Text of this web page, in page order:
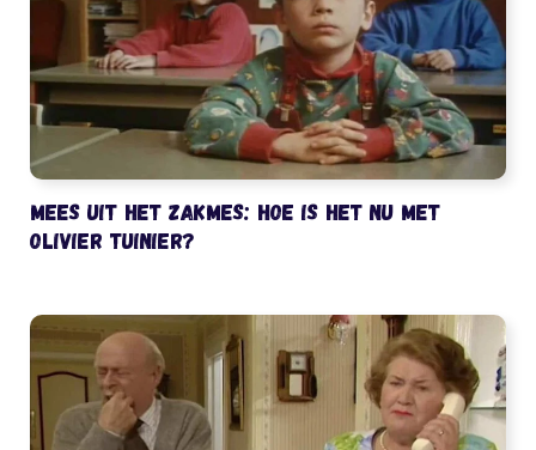
Mees uit het Zakmes: hoe is het nu met
Olivier Tuinier?